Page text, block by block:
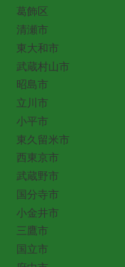
葛飾区
清瀬市
東大和市
武蔵村山市
昭島市
立川市
小平市
東久留米市
西東京市
武蔵野市
国分寺市
小金井市
三鷹市
国立市